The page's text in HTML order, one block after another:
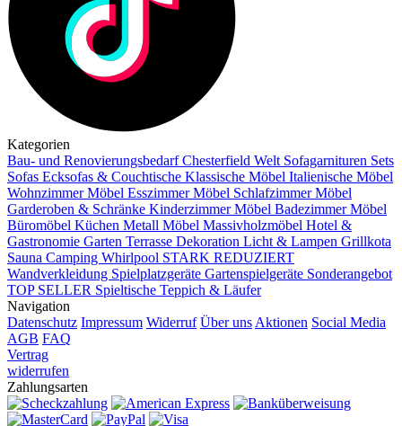
Kategorien
Bau- und RenovierungsbedarfChesterfield Welt Sofagarnituren Sets
Sofas Ecksofas & Couchtische Klassische Möbel Italienische Möbel
Wohnzimmer Möbel Esszimmer Möbel Schlafzimmer Möbel
Garderoben & Schränke Kinderzimmer Möbel Badezimmer Möbel
Büromöbel Küchen Metall Möbel Massivholzmöbel Hotel &
Gastronomie Garten Terrasse Dekoration Licht & Lampen Grillkota
Sauna Camping Whirlpool STARK REDUZIERT
Wandverkleidung Spielplatzgeräte Gartenspielgeräte Sonderangebot
TOP SELLER Spieltische Teppich & Läufer
Navigation
Datenschutz Impressum Widerruf Über uns Aktionen Social Media
AGB FAQ
Vertrag
widerrufen
Zahlungsarten